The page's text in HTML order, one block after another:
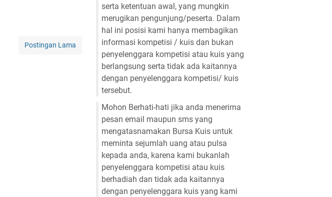
Postingan Lama
serta ketentuan awal, yang mungkin
merugikan pengunjung/peserta. Dalam
hal ini posisi kami hanya membagikan
informasi kompetisi / kuis dan bukan
penyelenggara kompetisi atau kuis yang
berlangsung serta tidak ada kaitannya
dengan penyelenggara kompetisi/ kuis
tersebut.
Mohon Berhati-hati jika anda menerima
pesan email maupun sms yang
mengatasnamakan Bursa Kuis untuk
meminta sejumlah uang atau pulsa
kepada anda, karena kami bukanlah
penyelenggara kompetisi atau kuis
berhadiah dan tidak ada kaitannya
dengan penyelenggara kuis yang kami